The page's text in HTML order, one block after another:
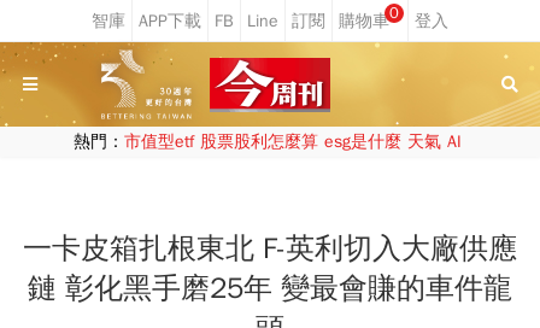
0
熱門： 市值型etf 股票股利怎麼算 esg是什麼 天氣 AI
一卡皮箱扎根東北 F-英利切入大廠供應
鏈 彰化黑手磨25年 變最會賺的車件龍